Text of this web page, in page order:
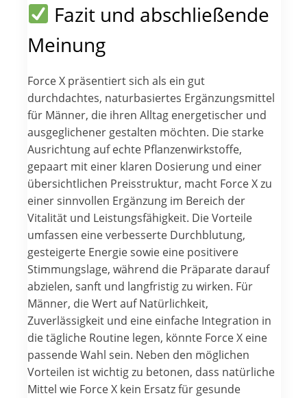
Fazit und abschließende
Meinung
Force X präsentiert sich als ein gut
durchdachtes, naturbasiertes Ergänzungsmittel
für Männer, die ihren Alltag energetischer und
ausgeglichener gestalten möchten. Die starke
Ausrichtung auf echte Pflanzenwirkstoffe,
gepaart mit einer klaren Dosierung und einer
übersichtlichen Preisstruktur, macht Force X zu
einer sinnvollen Ergänzung im Bereich der
Vitalität und Leistungsfähigkeit. Die Vorteile
umfassen eine verbesserte Durchblutung,
gesteigerte Energie sowie eine positivere
Stimmungslage, während die Präparate darauf
abzielen, sanft und langfristig zu wirken. Für
Männer, die Wert auf Natürlichkeit,
Zuverlässigkeit und eine einfache Integration in
die tägliche Routine legen, könnte Force X eine
passende Wahl sein. Neben den möglichen
Vorteilen ist wichtig zu betonen, dass natürliche
Mittel wie Force X kein Ersatz für gesunde